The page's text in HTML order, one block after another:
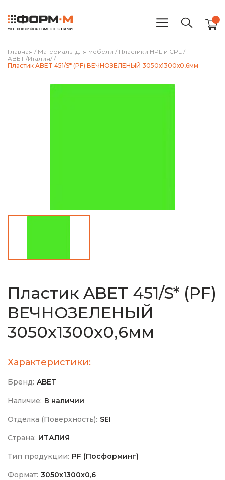
Главная / Материалы для мебели / Пластики HPL и CPL /
ABET /Италия/ /
Пластик ABET 451/S* (PF) ВЕЧНОЗЕЛЕНЫЙ 3050х1300х0,6мм
Пластик ABET 451/S* (PF)
ВЕЧНОЗЕЛЕНЫЙ
3050х1300х0,6мм
Характеристики:
Бренд: ABET
Наличие: В наличии
Отделка (Поверхность): SEI
Страна: ИТАЛИЯ
Тип продукции: PF (Посформинг)
Формат: 3050х1300х0,6